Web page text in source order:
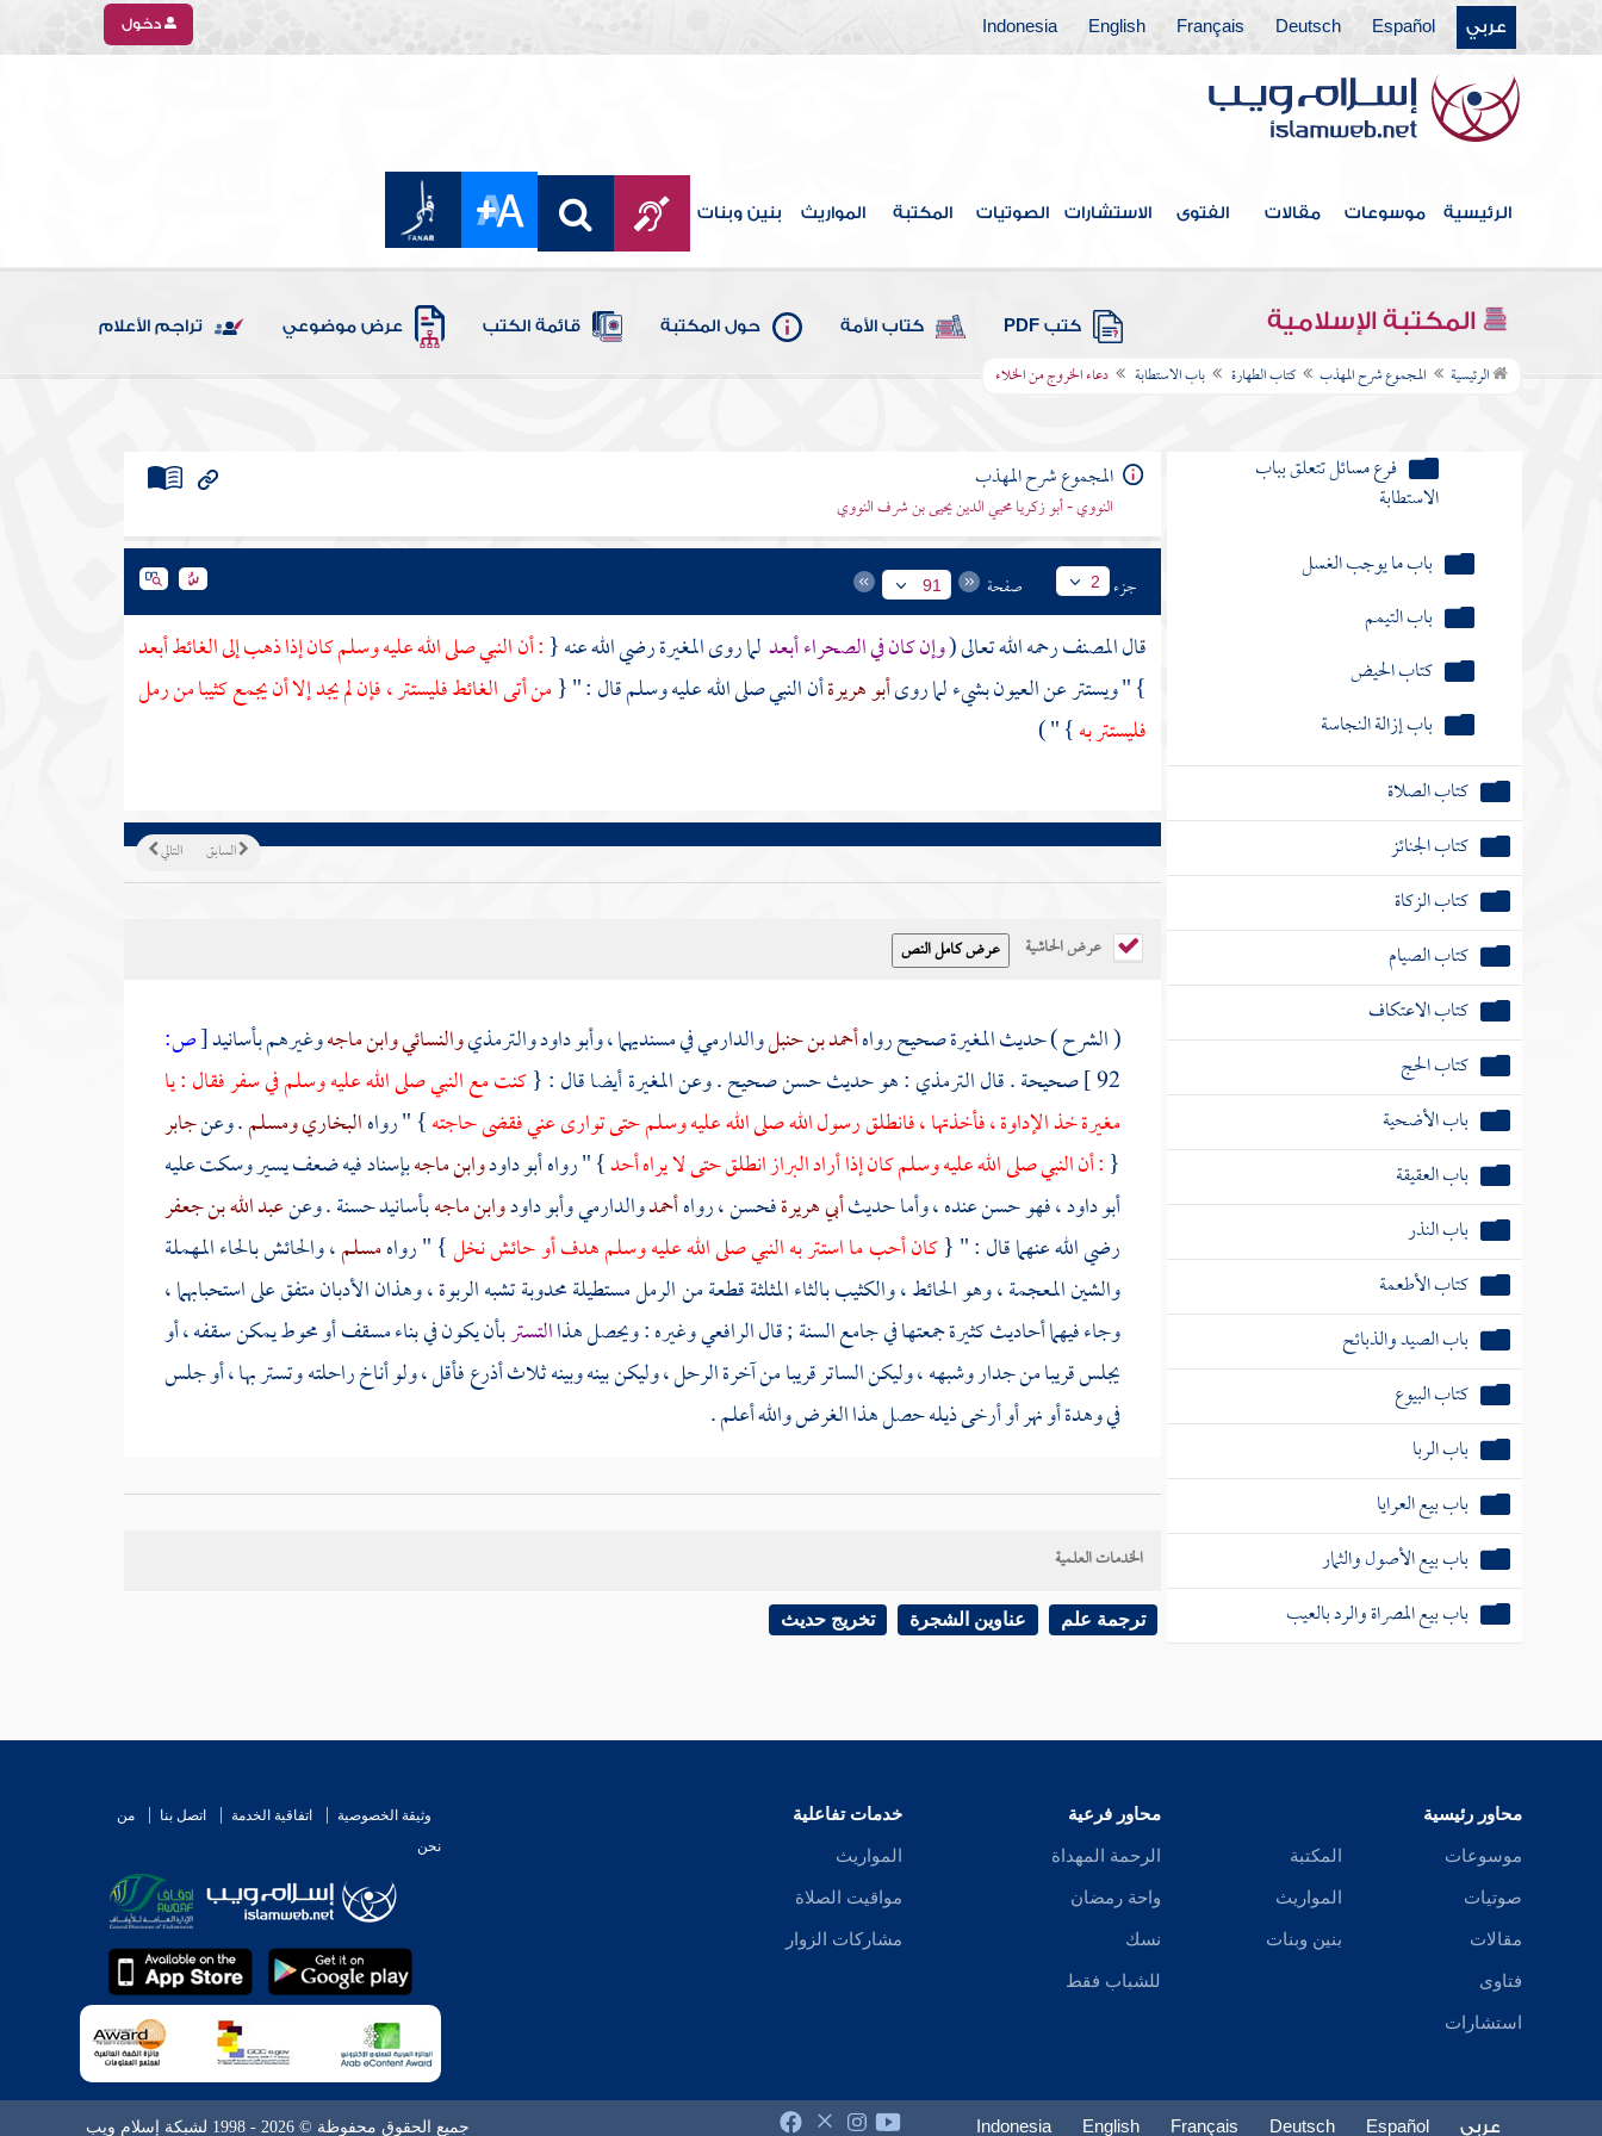
عربي Español
Deutsch
Français
English
Indonesia دخول
الرئيسية موسوعات مقالات الفتوى الاستشارات الصوتيات المكتبة المواريث بنين وبنات
المكتبة الإسلامية كتب PDF كتاب الأمة حول المكتبة قائمة الكتب عرض موضوعي تراجم الأعلام
الرئيسية المجموع شرح المهذب كتاب الطهارة باب الاستطابة دعاء الخروج من الخلاء
الاستنجاء بمائع غير الماء
الاستنجاء بالعظم والخبز
فرع مسائل تتعلق بالاستنجاء
والودي والمذي وشبهها فهل يجزئه
فرع مسائل تتعلق بباب
الاستطابة
باب ما يوجب الغسل
باب التيمم
كتاب الحيض
باب إزالة النجاسة
كتاب الصلاة
كتاب الجنائز
كتاب الزكاة
كتاب الصيام
كتاب الاعتكاف
كتاب الحج
باب الأضحية
باب العقيقة
باب النذر
كتاب الأطعمة
باب الصيد والذبائح
كتاب البيوع
باب الربا
باب بيع العرايا
باب بيع الأصول والثمار
باب بيع المصراة والرد بالعيب
المجموع شرح المهذب
النووي - أبو زكريا محيي الدين يحيى بن شرف النووي
جزء 2 صفحة 91
قالالمصنفرحمه الله تعالى (وإن كان في الصحراء أبعدلما روىالمغيرةرضي الله عنه {: أن النبي صلى الله عليه وسلم كان إذا ذهب إلى الغائط أبعد
} " ويستتر عن العيون بشيء لما روىأبو هريرةأن النبي صلى الله عليه وسلم قال : " {من أتى الغائط فليستتر ، فإن لم يجد إلا أن يجمع كثيبا من رمل
فليستتر به} " )
التالي السابق
عرض الحاشية
( الشرح ) حديثالمغيرةصحيح رواهأحمد بن حنبلوالدارميفي مسنديهما ،وأبو داودوالترمذيوالنسائيوابن ماجهوغيرهم بأسانيد[ص:
92 ] صحيحة . قالالترمذي: هو حديث حسن صحيح . وعنالمغيرةأيضا قال : {كنت مع النبي صلى الله عليه وسلم في سفر فقال : يا
مغيرةخذ الإداوة ، فأخذتها ، فانطلق رسول الله صلى الله عليه وسلم حتى توارى عني فقضى حاجته} " رواهالبخاريومسلم. وعنجابر
{: أن النبي صلى الله عليه وسلم كان إذا أراد البراز انطلق حتى لا يراه أحد} " رواهأبو داودوابن ماجهبإسناد فيه ضعف يسير وسكت عليه
أبو داود، فهو حسن عنده ، وأما حديثأبي هريرةفحسن ، رواهأحمدوالدارميوأبو داودوابن ماجهبأسانيد حسنة . وعنعبد الله بن جعفر
رضي الله عنهما قال : " {كان أحب ما استتر به النبي صلى الله عليه وسلم هدف أو حائش نخل} " رواهمسلم، والحائش بالحاء المهملة
والشين المعجمة ، وهو الحائط ، والكثيب بالثاء المثلثة قطعة من الرمل مستطيلة محدوبة تشبه الربوة ، وهذان الأدبان متفق على استحبابهما ،
وجاء فيهما أحاديث كثيرة جمعتها في جامع السنة ; قالالرافعيوغيره : ويحصل هذاالتستربأن يكون في بناء مسقف أو محوط يمكن سقفه ، أو
يجلس قريبا من جدار وشبهه ، وليكن الساتر قريبا من آخرة الرحل ، وليكن بينه وبينه ثلاث أذرع فأقل ، ولو أناخ راحلته وتستر بها ، أو جلس
في وهدة أو نهر أو أرخى ذيله حصل هذا الغرض والله أعلم .
الخدمات العلمية
ترجمة علم عناوين الشجرة تخريج حديث
محاور رئيسية
موسوعات
صوتيات
مقالات
فتاوى
استشارات
المكتبة
المواريث
بنين وبنات
محاور فرعية
الرحمة المهداة
واحة رمضان
نسك
للشباب فقط
خدمات تفاعلية
المواريث
مواقيت الصلاة
مشاركات الزوار
وثيقة الخصوصية اتفاقية الخدمة اتصل بنا
من
نحن
عربي Español
Deutsch
Français
English
Indonesia جميع الحقوق محفوظة © 2026 - 1998 لشبكة إسلام ويب